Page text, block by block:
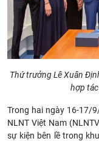
Thứ trưởng Lê Xuân
hợp tác
Trong hai ngày 16-17/
NLNT Việt Nam
sự kiện bên lề trong